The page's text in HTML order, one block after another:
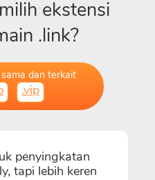
ekstensi
.link?
dan terkait
.vip
penyingkatan
tapi lebih keren